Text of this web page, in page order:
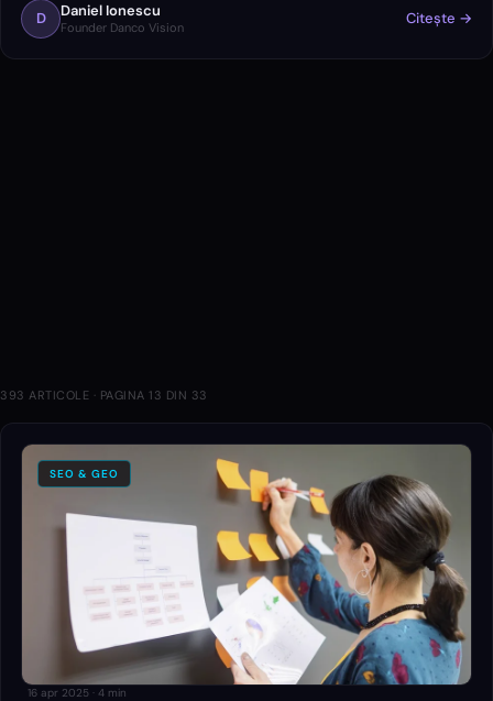
D Daniel Ionescu
Founder Danco Vision Citește →
393 ARTICOLE · PAGINA 13 DIN 33
SEO & GEO
16 apr 2025 · 4 min